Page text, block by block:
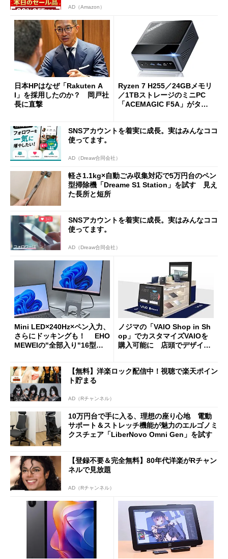
AD（Amazon）
日本HPはなぜ「Rakuten A
I」を採用したのか？ 岡戸社
長に直撃
Ryzen 7 H255／24GBメモリ
／1TBストレージのミニPC
「ACEMAGIC F5A」がタイ
SNSアカウントを着実に成長。実はみんなココ
使ってます。
AD（Dreaw合同会社）
軽さ1.1kg×自動ごみ収集対応で5万円台のペン
型掃除機「Dreame S1 Station」を試す 見え
た長所と短所
SNSアカウントを着実に成長。実はみんなココ
使ってます。
AD（Dreaw合同会社）
Mini LED×240Hz×ペン入力、
さらにドッキングも！ EHO
MEWEIの"全部入り"16型モ
ノジマの「VAIO Shop in Sh
op」でカスタマイズVAIOを
購入可能に 店頭でデザイン
【無料】洋楽ロック配信中！視聴で楽天ポイン
ト貯まる
AD（Rチャンネル）
10万円台で手に入る、理想の座り心地 電動
サポート＆ストレッチ機能が魅力のエルゴノミ
クスチェア「LiberNovo Omni Gen」を試す
【登録不要＆完全無料】80年代洋楽がRチャン
ネルで見放題
AD（Rチャンネル）